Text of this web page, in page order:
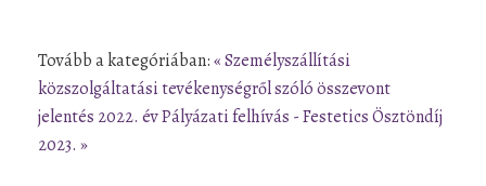
Tovább a kategóriában:« Személyszállítási
közszolgáltatási tevékenységről szóló összevont
jelentés 2022. évPályázati felhívás - Festetics Ösztöndíj
2023. »